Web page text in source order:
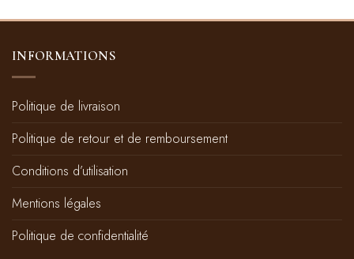
INFORMATIONS
Politique de livraison
Politique de retour et de remboursement
Conditions d’utilisation
Mentions légales
Politique de confidentialité